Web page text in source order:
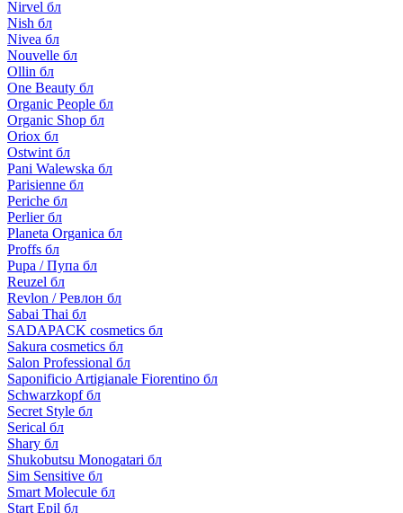
Nirvel бл
Nish бл
Nivea бл
Nouvelle бл
Ollin бл
One Beauty бл
Organic People бл
Organic Shop бл
Oriox бл
Ostwint бл
Pani Walewska бл
Parisienne бл
Periche бл
Perlier бл
Planeta Organica бл
Proffs бл
Pupa / Пупа бл
Reuzel бл
Revlon / Ревлон бл
Sabai Thai бл
SADAPACK cosmetics бл
Sakura cosmetics бл
Salon Professional бл
Saponificio Artigianale Fiorentino бл
Schwarzkopf бл
Secret Style бл
Serical бл
Shary бл
Shukobutsu Monogatari бл
Sim Sensitive бл
Smart Molecule бл
Start Epil бл